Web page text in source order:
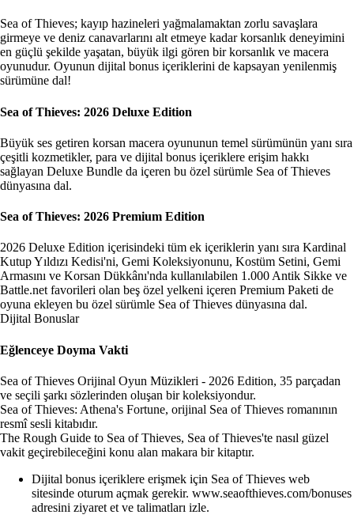
Sea of Thieves; kayıp hazineleri yağmalamaktan zorlu savaşlara
girmeye ve deniz canavarlarını alt etmeye kadar korsanlık deneyimini
en güçlü şekilde yaşatan, büyük ilgi gören bir korsanlık ve macera
oyunudur. Oyunun dijital bonus içeriklerini de kapsayan yenilenmiş
sürümüne dal!
Sea of Thieves: 2026 Deluxe Edition
Büyük ses getiren korsan macera oyununun temel sürümünün yanı sıra
çeşitli kozmetikler, para ve dijital bonus içeriklere erişim hakkı
sağlayan Deluxe Bundle da içeren bu özel sürümle Sea of Thieves
dünyasına dal.
Sea of Thieves: 2026 Premium Edition
2026 Deluxe Edition içerisindeki tüm ek içeriklerin yanı sıra Kardinal
Kutup Yıldızı Kedisi'ni, Gemi Koleksiyonunu, Kostüm Setini, Gemi
Armasını ve Korsan Dükkânı'nda kullanılabilen 1.000 Antik Sikke ve
Battle.net favorileri olan beş özel yelkeni içeren Premium Paketi de
oyuna ekleyen bu özel sürümle Sea of Thieves dünyasına dal.
Dijital Bonuslar
Eğlenceye Doyma Vakti
Sea of Thieves Orijinal Oyun Müzikleri - 2026 Edition, 35 parçadan
ve seçili şarkı sözlerinden oluşan bir koleksiyondur.
Sea of Thieves: Athena's Fortune, orijinal Sea of Thieves romanının
resmî sesli kitabıdır.
The Rough Guide to Sea of Thieves, Sea of Thieves'te nasıl güzel
vakit geçirebileceğini konu alan makara bir kitaptır.
Dijital bonus içeriklere erişmek için Sea of Thieves web
sitesinde oturum açmak gerekir. www.seaofthieves.com/bonuses
adresini ziyaret et ve talimatları izle.